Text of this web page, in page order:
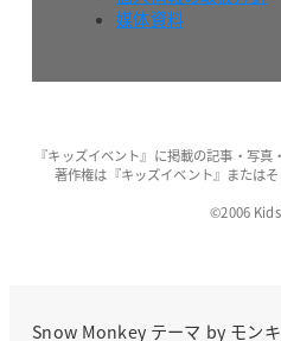
媒体資料
『キッズイベント』に掲載の記事・写真
著作権は『キッズイベント』または
©2006
Snow Monkeyテーマ by モン